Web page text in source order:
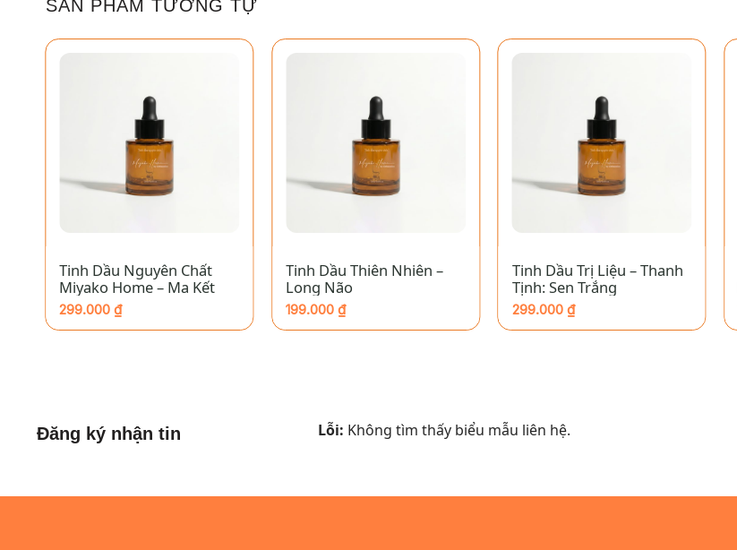
SẢN PHẨM TƯƠNG TỰ
Tinh Dầu Nguyên Chất
Miyako Home – Ma Kết
299.000₫
Tinh Dầu Thiên Nhiên –
Long Não
199.000 ₫
Tinh Dầu Trị Liệu – Thanh
Tịnh: Sen Trắng
299.000 ₫
Đăng ký nhận tin Lỗi: Không tìm thấy biểu mẫu liên hệ.